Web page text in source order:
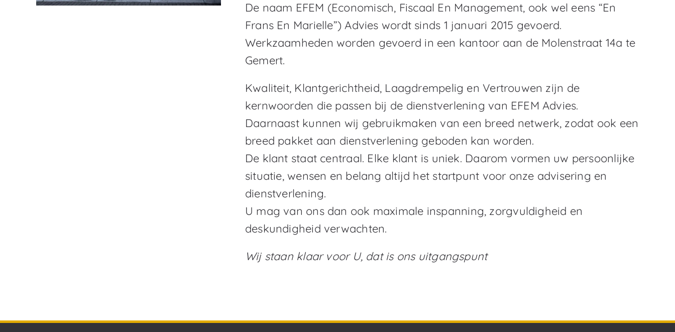
De naam EFEM (Economisch, Fiscaal En Management, ook wel eens “En
Frans En Marielle”) Advies wordt sinds 1 januari 2015 gevoerd.
Werkzaamheden worden gevoerd in een kantoor aan de Molenstraat 14a te
Gemert.
Kwaliteit, Klantgerichtheid, Laagdrempelig en Vertrouwen zijn de
kernwoorden die passen bij de dienstverlening van EFEM Advies.
Daarnaast kunnen wij gebruikmaken van een breed netwerk, zodat ook een
breed pakket aan dienstverlening geboden kan worden.
De klant staat centraal. Elke klant is uniek. Daarom vormen uw persoonlijke
situatie, wensen en belang altijd het startpunt voor onze advisering en
dienstverlening.
U mag van ons dan ook maximale inspanning, zorgvuldigheid en
deskundigheid verwachten.
Wij staan klaar voor U, dat is ons uitgangspunt